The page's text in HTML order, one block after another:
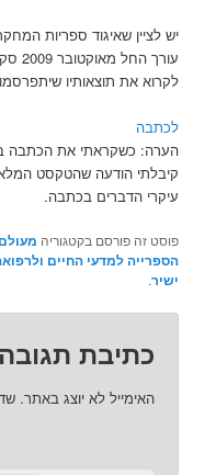
לקרוא את תוצאותיו
לכתבה
קיבלתי הודעה שהטקסט
עיקרי הדברים בכתבה.
פוסט זה פורסם בקטגוריה
הספרייה למדעי החיים
ישיר.
כתיבת תגובה
האימייל לא יוצג באתר.